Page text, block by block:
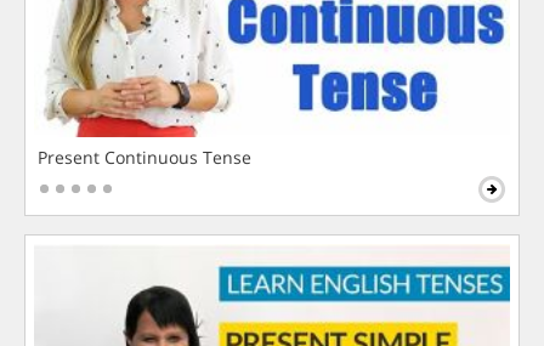
Present Continuous Tense